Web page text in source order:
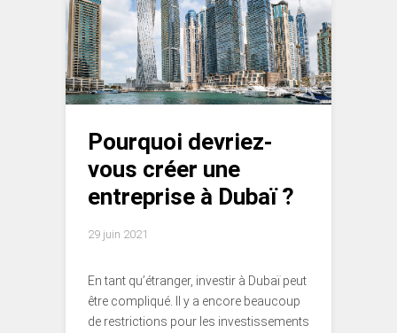
Pourquoi devriez-
vous créer une
entreprise à Dubaï ?
29 juin 2021
En tant qu’étranger, investir à Dubaï peut
être compliqué. Il y a encore beaucoup
de restrictions pour les investissements